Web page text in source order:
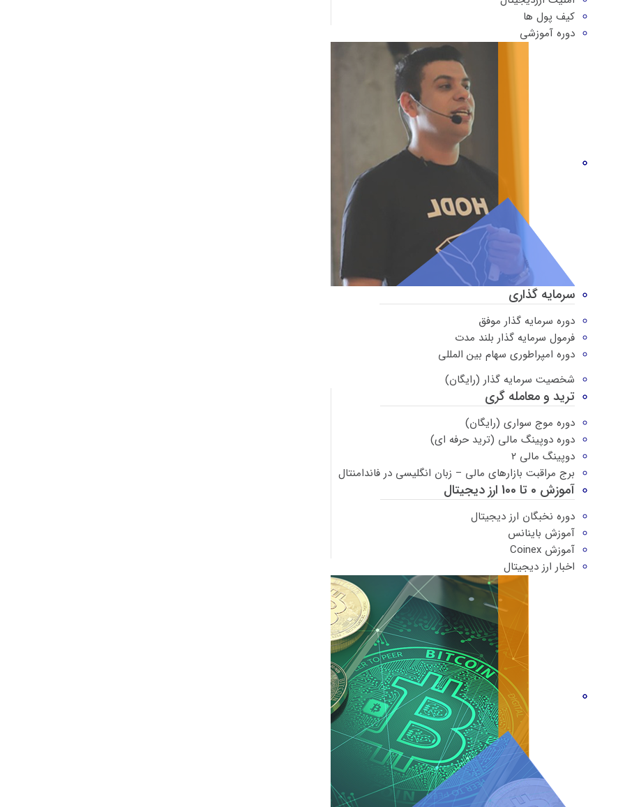
کیف پول ها
دوره‌ آموزشی
سرمایه گذاری
دوره سرمایه گذار موفق
فرمول سرمایه گذار بلند مدت
دوره امپراطوری سهام بین المللی
شخصیت سرمایه گذار (رایگان)
ترید و معامله گری
دوره موج سواری (رایگان)
دوره دوپینگ مالی (ترید حرفه ای)
دوپینگ مالی ۲
برج مراقبت بازارهای مالی – زبان انگلیسی در فاندامنتال
آموزش 0 تا 100 ارز دیجیتال
دوره نخبگان ارز دیجیتال
آموزش باینانس
آموزش Coinex
اخبار ارز دیجیتال